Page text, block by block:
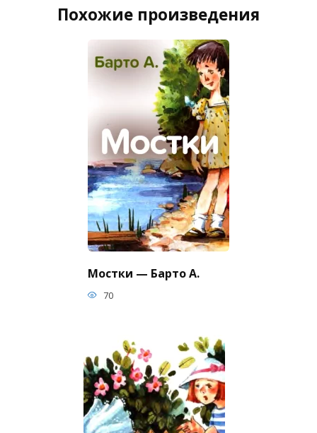
Похожие произведения
Мостки — Барто А.
70